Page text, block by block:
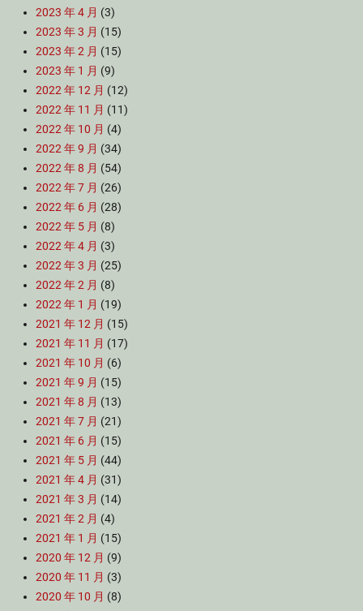
2023 年 4 月 (3)
2023 年 3 月 (15)
2023 年 2 月 (15)
2023 年 1 月 (9)
2022 年 12 月 (12)
2022 年 11 月 (11)
2022 年 10 月 (4)
2022 年 9 月 (34)
2022 年 8 月 (54)
2022 年 7 月 (26)
2022 年 6 月 (28)
2022 年 5 月 (8)
2022 年 4 月 (3)
2022 年 3 月 (25)
2022 年 2 月 (8)
2022 年 1 月 (19)
2021 年 12 月 (15)
2021 年 11 月 (17)
2021 年 10 月 (6)
2021 年 9 月 (15)
2021 年 8 月 (13)
2021 年 7 月 (21)
2021 年 6 月 (15)
2021 年 5 月 (44)
2021 年 4 月 (31)
2021 年 3 月 (14)
2021 年 2 月 (4)
2021 年 1 月 (15)
2020 年 12 月 (9)
2020 年 11 月 (3)
2020 年 10 月 (8)